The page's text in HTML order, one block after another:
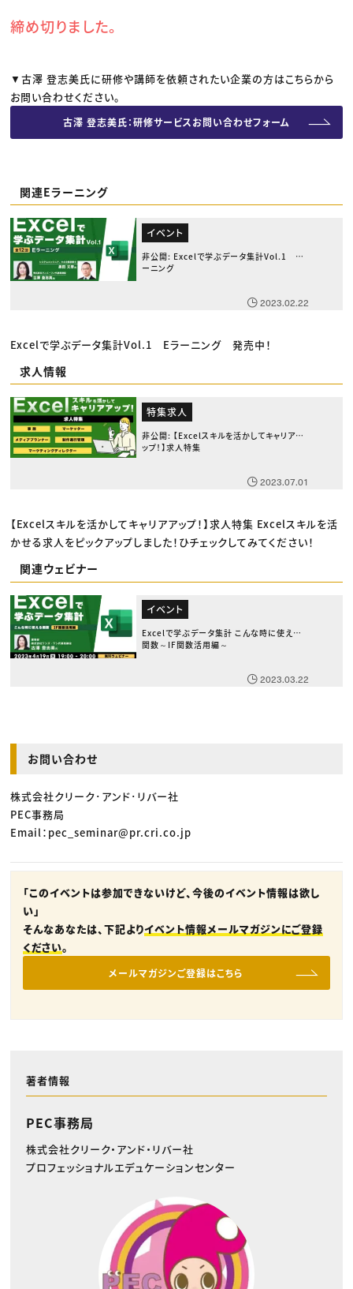
締め切りました。
▼古澤 登志美氏に研修や講師を依頼されたい企業の方はこちらから
お問い合わせください。
古澤 登志美氏：研修サービスお問い合わせフォーム
関連Eラーニング
イベント
非公開: Excelで学ぶデータ集計Vol.1 Eラ
ーニング
2023.02.22
Excelで学ぶデータ集計Vol.1 Eラーニング 発売中！
求人情報
特集求人
非公開: 【Excelスキルを活かしてキャリアア
ップ！】求人特集
2023.07.01
【Excelスキルを活かしてキャリアアップ！】求人特集 Excelスキルを活
かせる求人をピックアップしました！ひチェックしてみてください！
関連ウェビナー
イベント
Excelで学ぶデータ集計 こんな時に使える
関数～IF関数活用編～
2023.03.22
お問い合わせ
株式会社クリーク･アンド･リバー社
PEC事務局
Email：pec_seminar@pr.cri.co.jp
「このイベントは参加できないけど、今後のイベント情報は欲し
い」
そんなあなたは、下記よりイベント情報メールマガジンにご登録
ください。
メールマガジンご登録はこちら
著者情報
PEC事務局
株式会社クリーク・アンド・リバー社
プロフェッショナルエデュケーションセンター